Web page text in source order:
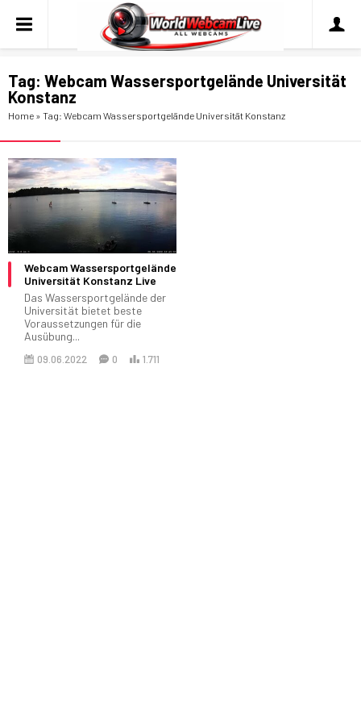
Tag: Webcam Wassersportgelände Universität
Konstanz
Home » Tag: Webcam Wassersportgelände Universität Konstanz
Webcam Wassersportgelände
Universität Konstanz Live
Das Wassersportgelände der
Universität bietet beste
Voraussetzungen für die
Ausübung...
09.06.2022 0 1.711